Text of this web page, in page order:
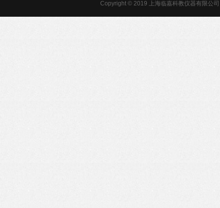
Copyright © 2019 上海临嘉科教仪器有限公